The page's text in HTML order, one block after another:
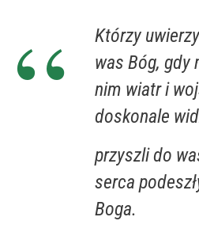
Którzy
was Bóg, gdy
nim wiatr i
doskonale
przyszli do
serca
Boga.